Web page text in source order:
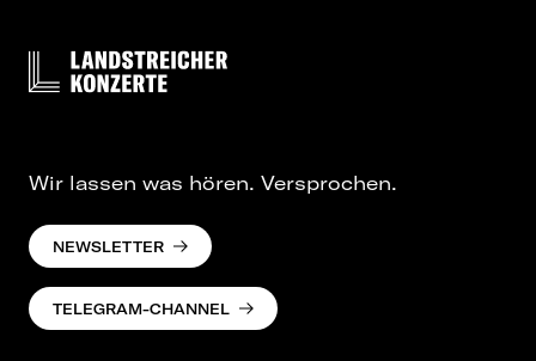
Wir lassen was hören. Versprochen.
NEWSLETTER
TELEGRAM-CHANNEL